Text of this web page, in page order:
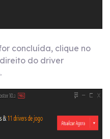
concluída, clique no
do driver